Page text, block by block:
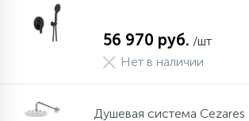
56 970 руб. /шт
Нет в наличии
Душевая система